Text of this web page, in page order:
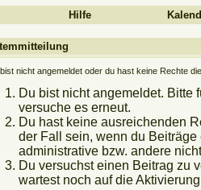
Hilfe
nicht angemeldet oder du hast keine Rechte
Du bist nicht angemeldet. Bitte
versuche es erneut.
Du hast keine ausreichenden
der Fall sein, wenn du
administrative bzw. andere
Du versuchst einen Beitrag zu
wartest noch auf die